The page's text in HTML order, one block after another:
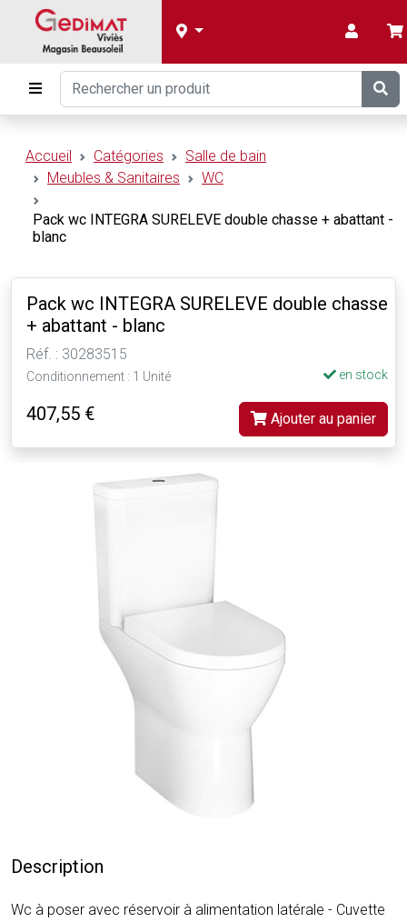
Accueil Catégories
Salle de bain
Meubles & Sanitaires
WC
Pack wc INTEGRA SURELEVE double chasse + abattant -
blanc
Description
Wc à poser avec réservoir à alimentation latérale - Cuvette
Pack wc INTEGRA SURELEVE double chasse
+ abattant - blanc
Réf. : 30283515
Conditionnement : 1 Unité en stock
Ajouter au panier
407,55 €